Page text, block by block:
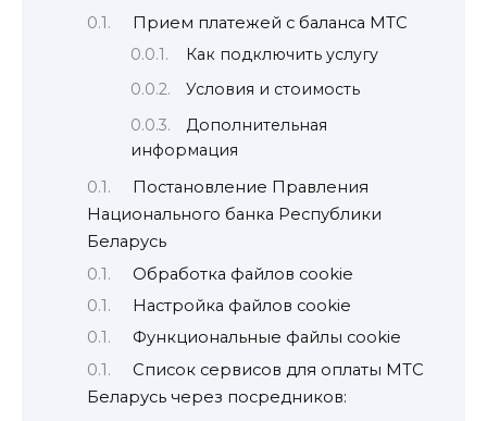
Прием платежей с баланса МТС
Как подключить услугу
Условия и стоимость
Дополнительная
информация
Постановление Правления
Национального банка Республики
Беларусь
Обработка файлов cookie
Настройка файлов cookie
Функциональные файлы cookie
Список сервисов для оплаты МТС
Беларусь через посредников: